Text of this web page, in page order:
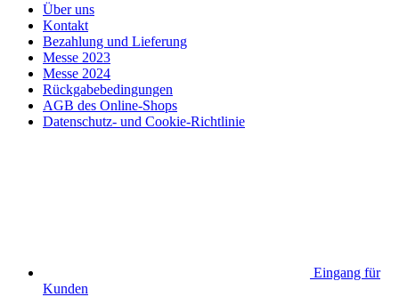
Über uns
Kontakt
Bezahlung und Lieferung
Messe 2023
Messe 2024
Rückgabebedingungen
AGB des Online-Shops
Datenschutz- und Cookie-Richtlinie
Eingang für
Kunden